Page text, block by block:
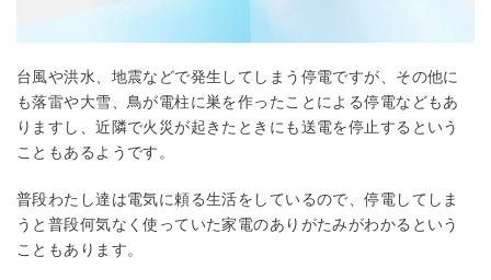
台風や洪水、地震などで発生してしまう停電ですが、その他に
も落雷や大雪、鳥が電柱に巣を作ったことによる停電などもあ
りますし、近隣で火災が起きたときにも送電を停止するという
こともあるようです。
普段わたし達は電気に頼る生活をしているので、停電してしま
うと普段何気なく使っていた家電のありがたみがわかるという
こともあります。